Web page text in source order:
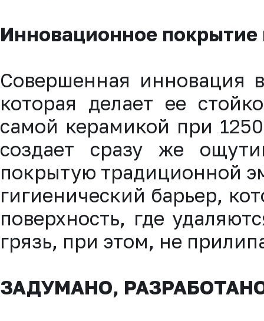
Инновационное покрытие
Совершенная инновация
которая делает ее
самой керамикой при
создает сразу же
покрытую традиционной
гигиенический барьер,
поверхность, где
грязь, при этом, не
ЗАДУМАНО,